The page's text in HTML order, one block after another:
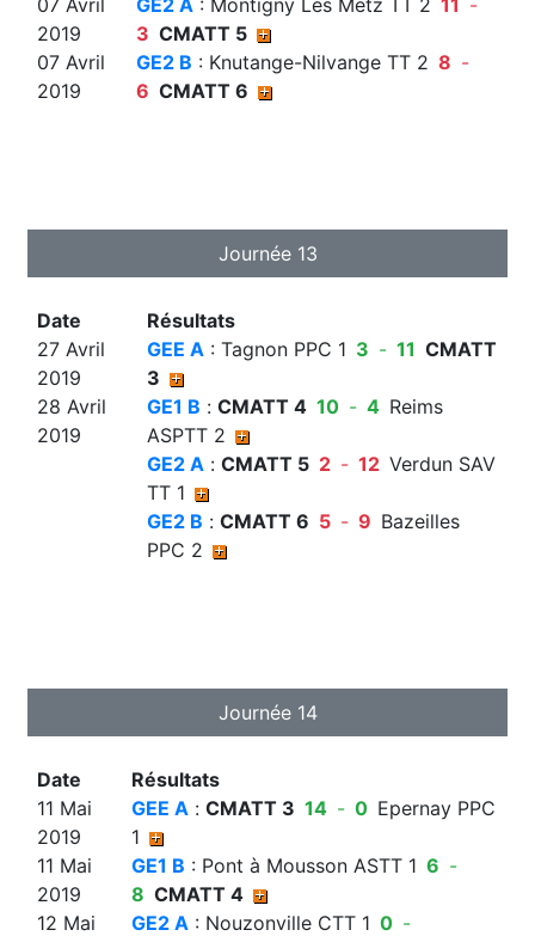
07 Avril
2019
07 Avril
2019
GE2 A: Montigny Les Metz TT 2 11
-
3 CMATT 5
GE2 B : Knutange-Nilvange TT 2 8 -
6 CMATT 6
Journée 13
Date
27 Avril
2019
28 Avril
2019
Résultats
GEE A : Tagnon PPC 1 3 - 11 CMATT
3
GE1 B :CMATT 4 10 - 4 Reims
ASPTT 2
GE2 A :CMATT 5 2 - 12 Verdun SAV
TT 1
GE2 B :CMATT 6 5 - 9 Bazeilles
PPC 2
Journée 14
Date
11 Mai
2019
11 Mai
2019
12 Mai
Résultats
GEE A: CMATT 3 14 - 0 Epernay PPC
1
GE1 B : Pont à Mousson ASTT 1 6 -
8 CMATT 4
GE2 A: Nouzonville CTT 1 0 -